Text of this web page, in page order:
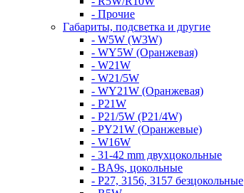
- Прочие
Габариты, подсветка и другие
- W5W (W3W)
- WY5W (Оранжевая)
- W21W
- W21/5W
- WY21W (Оранжевая)
- P21W
- P21/5W (P21/4W)
- PY21W (Оранжевые)
- W16W
- 31-42 mm двухцокольные
- BA9s, цокольные
- P27, 3156, 3157 безцокольные